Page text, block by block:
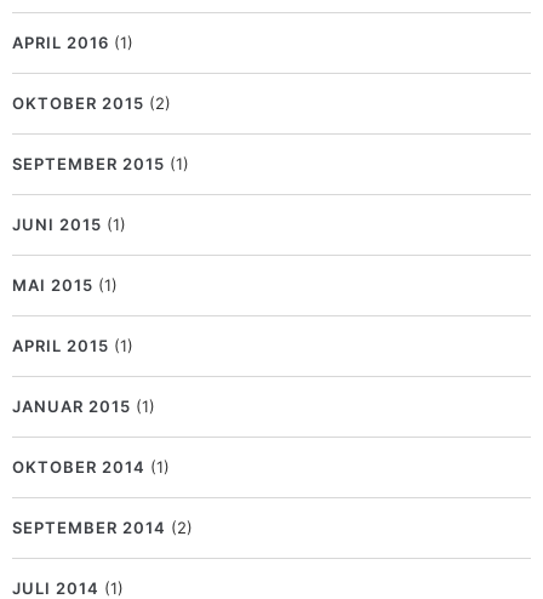
APRIL 2016 (1)
OKTOBER 2015 (2)
SEPTEMBER 2015 (1)
JUNI 2015 (1)
MAI 2015 (1)
APRIL 2015 (1)
JANUAR 2015 (1)
OKTOBER 2014 (1)
SEPTEMBER 2014 (2)
JULI 2014 (1)